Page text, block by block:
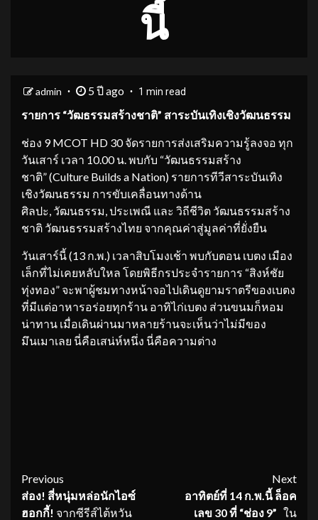
นี้
admin 5 ปี ago 1 min read
รายการ “วัฒธรรมสร้างชาติ” สาระบันเทิงเชิงวัฒนธรรม
ช่อง 9 MCOT HD 30 จัดรายการส่งเสริมความรู้ลงจอ ทุก
วันเสาร์ เวลา 10.00 น. พบกับ “วัฒนธรรมสร้าง
ชาติ” (Culture Builds a Nation) รายการทีวีสาระบันเทิง
เชิงวัฒนธรรม การขับเคลื่อนทางด้าน
ศิลปะ, วัฒนธรรม, ประเพณี และ วิถีชีวิต วัฒนธรรมสร้าง
ชาติ วัฒนธรรมสร้างไทย จากคุณค่าสู่มูลค่าที่ยั่งยืน
วันเสาร์นี้ (13 ก.พ.) เวลาสิบโมงเช้า พบกับตอน เบตง เมือง
เล็กที่ไม่เคยหลับใหล โดยพิธีกรประจำรายการ “สิงห์ชัย
ทุ่งทอง” จะพาผู้ชมทางหน้าจอไปเดินดูยามราตรีของเบตง
ที่มีแต่อาหารอร่อยทุกร้าน อาทิไก่เบตง ส่วนขนมก็หอม
น่าทาน เมื่อเดินผ่านมาหลายร้านจะเห็นว่าไม่มีของ
มึนเมาเลย นี่คือเสน่ห์หนึ่ง นี่คือความต่าง
Continue
Reading
Previous
ส่อง! สี่หนุ่มหล่อนักไอซ์
ฮอกกี้! จากซีรีส์ไต้หวัน
Next
อาทิตย์ที่ 14 ก.พ.นี้ ล็อค
เลข 30 ที่ “ช่อง 9” ใน